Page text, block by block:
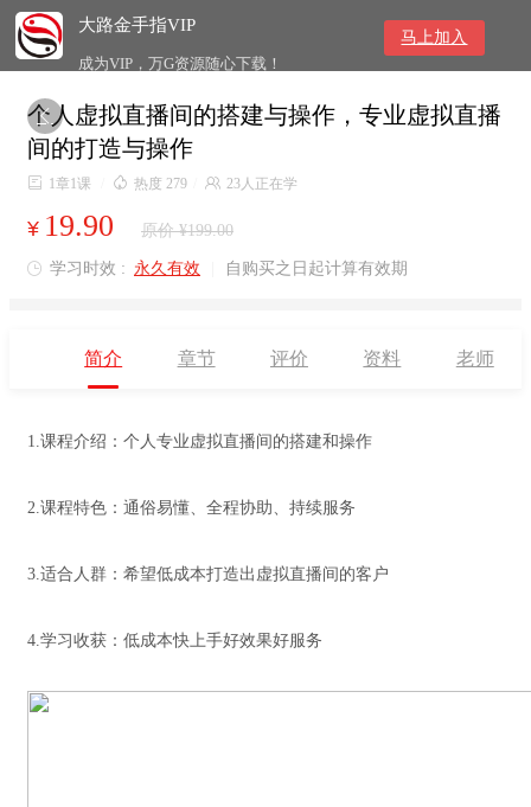
大路金手指VIP
成为VIP，万G资源随心下载！
马上加入

个人虚拟直播间的搭建与操作，专业虚拟直播
间的打造与操作
 1章1课  热度 279  23人正在学
¥ 19.90 原价 ¥199.00
 学习时效 : 永久有效 自购买之日起计算有效期
简介 章节 评价 资料 老师
1.课程介绍：个人专业虚拟直播间的搭建和操作
2.课程特色：通俗易懂、全程协助、持续服务
3.适合人群：希望低成本打造出虚拟直播间的客户
4.学习收获：低成本快上手好效果好服务